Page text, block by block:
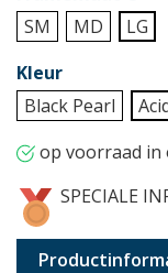
SM
MD
LG
Kleur
Black Pearl
op voorraad in
SPECIALE